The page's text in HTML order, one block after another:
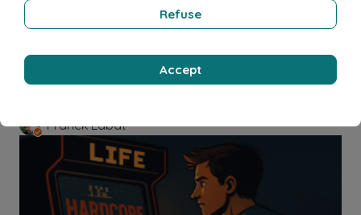
7 nov. 2025min de lecture
Jour 353
Franck Labat
Refuse
Accept